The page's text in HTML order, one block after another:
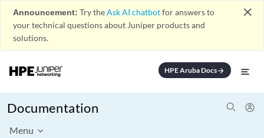
Announcement: Try theAsk AI chatbotfor answers to
your technical questions about Juniper products and
solutions.
close
HPE Aruba Docsarrow_forward
Documentation
Menu